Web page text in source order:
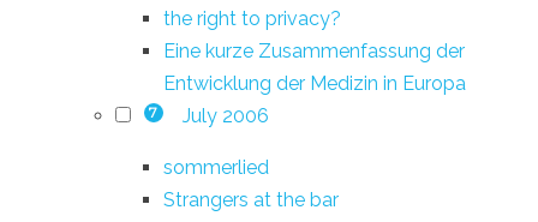
the right to privacy?
Eine kurze Zusammenfassung der
Entwicklung der Medizin in Europa
7 July 2006
sommerlied
Strangers at the bar